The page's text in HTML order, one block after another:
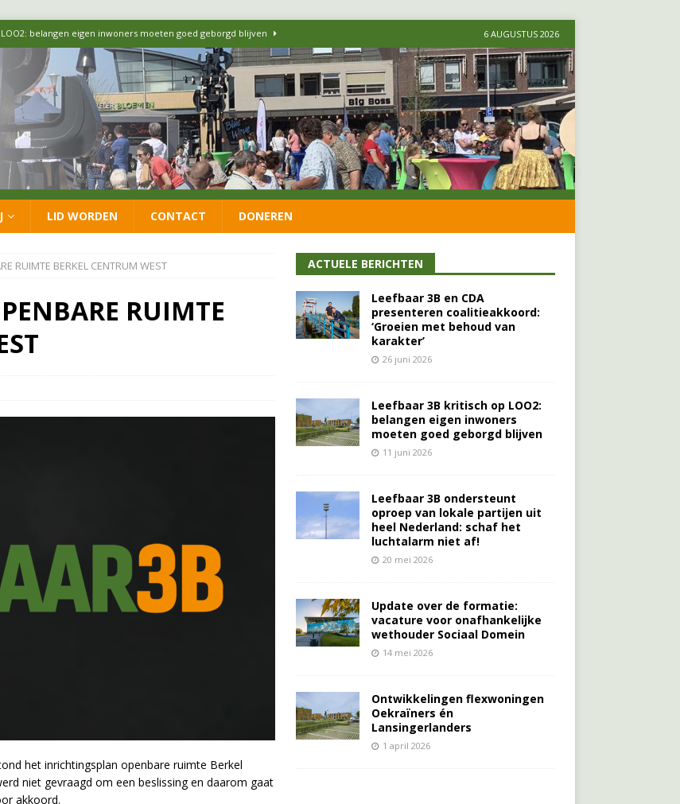
belangen eigen inwoners moeten goed geborgd blijven
oproep van lokale partijen uit heel Nederland: schaf het
vacature voor onafhankelijke wethouder Sociaal Domein
coalitieakkoord: ‘Groeien met behoud van karakter’
6 AUGUSTUS 2026
LID WORDEN CONTACT DONEREN
RUIMTE BERKEL CENTRUM WEST
RUIMTE
het inrichtingsplan openbare ruimte Berkel
niet gevraagd om een beslissing en daarom gaat
akkoord.
ACTUELE BERICHTEN
Leefbaar 3B en CDA
presenteren coalitieakkoord:
‘Groeien met behoud van
karakter’
26 juni 2026
Leefbaar 3B kritisch op LOO2:
belangen eigen inwoners
moeten goed geborgd blijven
11 juni 2026
Leefbaar 3B ondersteunt
oproep van lokale partijen uit
heel Nederland: schaf het
luchtalarm niet af!
20 mei 2026
Update over de formatie:
vacature voor onafhankelijke
wethouder Sociaal Domein
14 mei 2026
Ontwikkelingen flexwoningen
Oekraïners én
Lansingerlanders
1 april 2026